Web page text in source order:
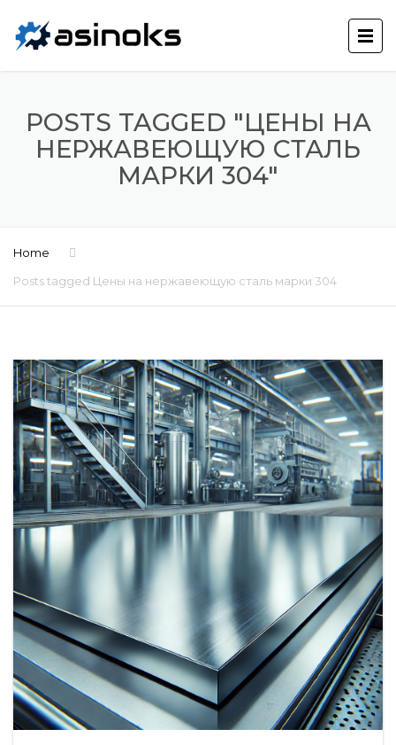
POSTS TAGGED "ЦЕНЫ НА
НЕРЖАВЕЮЩУЮ СТАЛЬ
МАРКИ 304"
Home
Posts tagged Цены на нержавеющую сталь марки 304